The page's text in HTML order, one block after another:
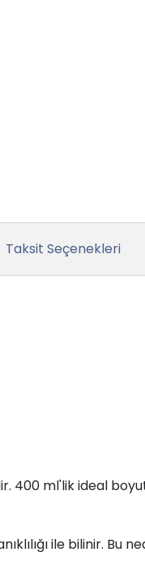
Taksit Seçenekleri
400 ml'lik ideal
ile bilinir. Bu